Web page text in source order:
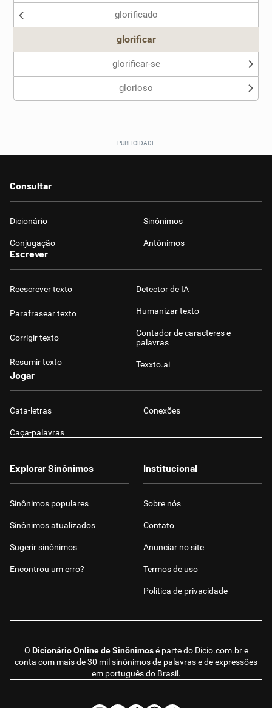
glorificado
glorificar
glorificar-se
glorioso
Consultar
Dicionário Sinônimos
Conjugação Antônimos
Escrever
Reescrever texto
Parafrasear texto
Corrigir texto
Resumir texto
Detector de IA
Humanizar texto
Contador de caracteres e
palavras
Texxto.ai
Jogar
Cata-letras Conexões
Caça-palavras
O Dicionário Online de Sinônimosé parte do Dicio.com.bre
conta com mais de 30 mil sinônimos de palavras e de expressões
em português do Brasil.
Explorar Sinônimos
Sinônimos populares
Sinônimos atualizados
Sugerir sinônimos
Encontrou um erro?
Institucional
Sobre nós
Contato
Anunciar no site
Termos de uso
Política de privacidade